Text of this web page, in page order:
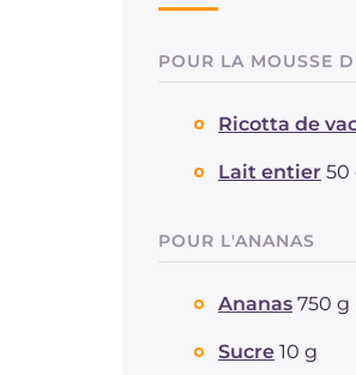
POUR LA MOUSSE
Ricotta de
Lait entier 50
POUR L'ANANAS
Ananas 750 g
Sucre 10 g